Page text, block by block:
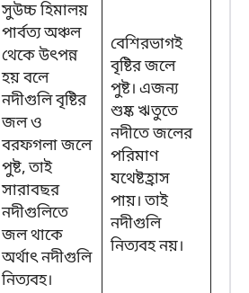
সুউচ্চ হিমালয়
পার্বত্য অঞ্চল
থেকে উৎপন্ন
হয় বলে
নদীগুলি বৃষ্টির
জল ও
বরফগলা জলে
পুষ্ট, তাই
সারাবছর
নদীগুলিতে
জল থাকে
অর্থাৎ নদীগুলি
নিত্যবহ।
বেশিরভাগই
বৃষ্টির জলে
পুষ্ট। এজন্য
শুষ্ক ঋতুতে
নদীতে জলের
পরিমাণ
যথেষ্টহ্রাস
পায়। তাই
নদীগুলি
নিত্যবহ নয়।